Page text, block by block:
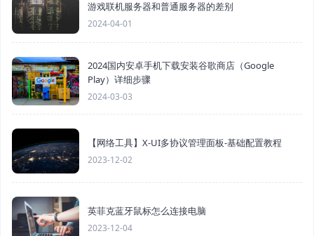
游戏联机服务器和普通服务器的差别
2024-04-01
2024国内安卓手机下载安装谷歌商店（Google
Play）详细步骤
2024-03-03
【网络工具】X-UI多协议管理面板-基础配置教程
2023-12-02
英菲克蓝牙鼠标怎么连接电脑
2023-12-04